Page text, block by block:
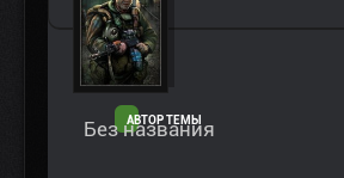
АВТОР ТЕМЫ
Без названия